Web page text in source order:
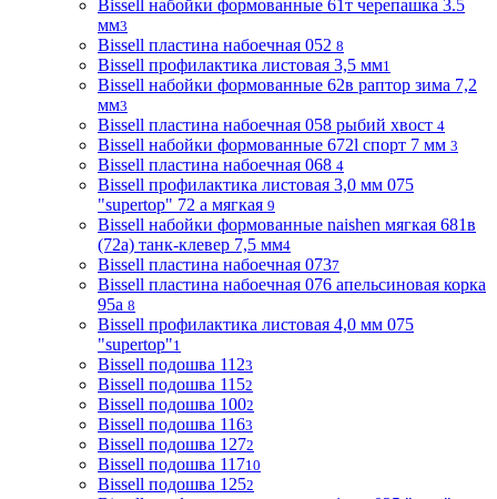
Bissell набойки формованные 61т черепашка 3.5
мм3
Bissell пластина набоечная 052 8
Bissell профилактика листовая 3,5 мм1
Bissell набойки формованные 62в раптор зима 7,2
мм3
Bissell пластина набоечная 058 рыбий хвост 4
Bissell набойки формованные 672l спорт 7 мм 3
Bissell пластина набоечная 068 4
Bissell профилактика листовая 3,0 мм 075
"supertop" 72 а мягкая 9
Bissell набойки формованные naishen мягкая 681в
(72a) танк-клевер 7,5 мм4
Bissell пластина набоечная 0737
Bissell пластина набоечная 076 апельсиновая корка
95а 8
Bissell профилактика листовая 4,0 мм 075
"supertop"1
Bissell подошва 1123
Bissell подошва 1152
Bissell подошва 1002
Bissell подошва 1163
Bissell подошва 1272
Bissell подошва 11710
Bissell подошва 1252